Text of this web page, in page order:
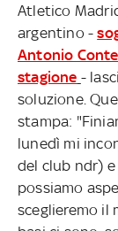
Atletico
argentino -
Antonio
stagione -
soluzione.
stampa:
lunedì mi
del club ndr)
possiamo
sceglieremo il